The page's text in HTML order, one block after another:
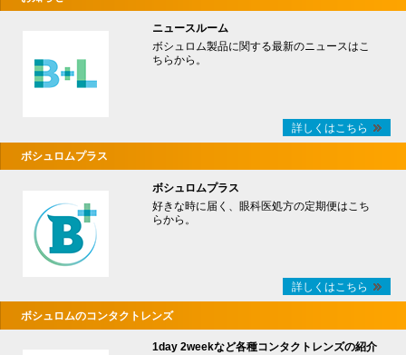
ニュースルーム
ボシュロム製品に関する最新のニュースはこ
ちらから。
詳しくはこちら
ボシュロムプラス
ボシュロムプラス
好きな時に届く、眼科医処方の定期便はこち
らから。
詳しくはこちら
ボシュロムのコンタクトレンズ
1day 2weekなど各種コンタクトレンズの紹介